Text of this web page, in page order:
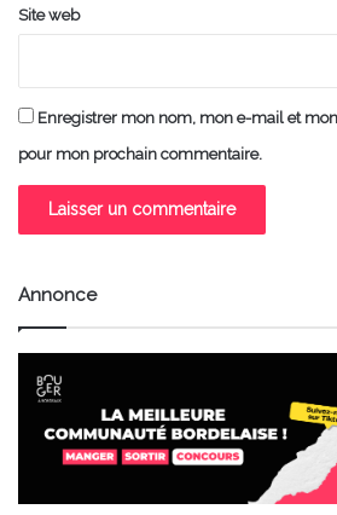
Site web
Enregistrer mon nom, mon e-mail et
pour mon prochain commentaire.
Annonce